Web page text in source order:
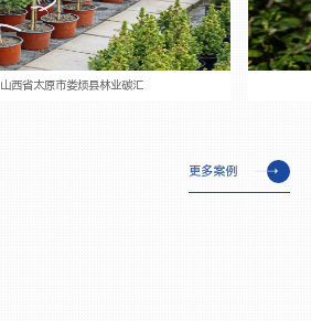
山西省太原市娄烦县林业碳汇
更多案例